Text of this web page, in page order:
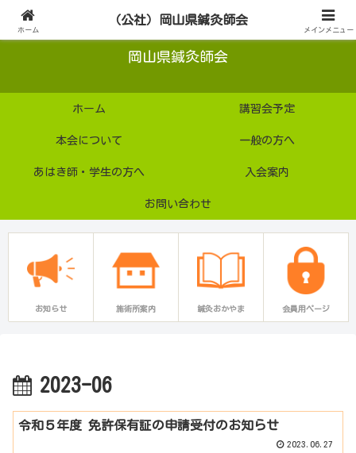
公益社団法人
岡山県鍼灸師会
ホーム 講習会予定
本会について 一般の方へ
あはき師・学生の方へ 入会案内
お問い合わせ
お知らせ 施術所案内 鍼灸おかやま 会員用ページ
2023-06
令和５年度 免許保有証の申請受付のお知らせ
2023.06.27
ホーム
（公社）岡山県鍼灸師会
メインメニュー